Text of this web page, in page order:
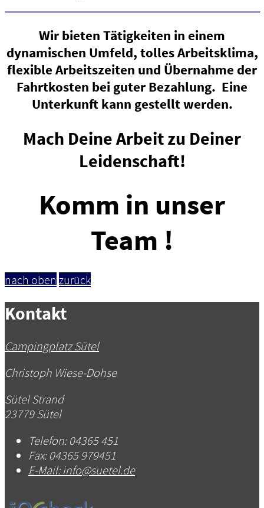
Wir bieten Tätigkeiten in einem
dynamischen Umfeld, tolles Arbeitsklima,
flexible Arbeitszeiten und Übernahme der
Fahrtkosten bei guter Bezahlung. Eine
Unterkunft kann gestellt werden.
Mach Deine Arbeit zu Deiner
Leidenschaft!
Komm in unser
Team !
nach oben zurück
Kontakt
Campingplatz Sütel
Christoph Wiese-Dohse
Sütel Strand
23779 Sütel
Telefon: 04365 451
Fax: 04365 979451
E-Mail: info@suetel.de